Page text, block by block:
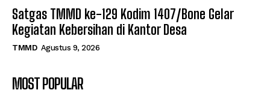
Satgas TMMD ke-129 Kodim 1407/Bone Gelar
Kegiatan Kebersihan di Kantor Desa
TMMD Agustus 9, 2026
MOST POPULAR